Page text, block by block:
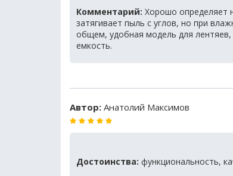
Комментарий: Хорошо определяет
затягивает пыль с углов, но при
общем, удобная модель для
емкость.
Автор: Анатолий Максимов
Достоинства: функциональность,